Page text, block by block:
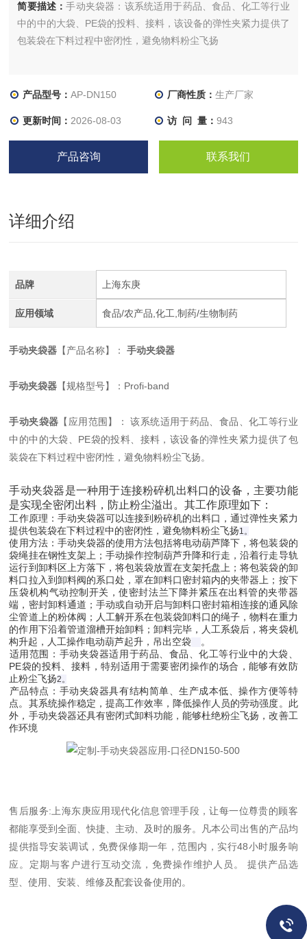
简要描述：手动夹袋器：该系统适用于药品、食品、化工等行业
中的中的大袋、PE袋的投料、接料，该设备的弹性夹紧力提供了
包装袋在下料过程中密闭性，避免物料粉尘飞扬
产品型号：AP-DN150 厂商性质： 生产厂家
更新时间： 2026-08-03 访 问 量： 943
产品咨询 联系我们
详细介绍
品牌 上海东庚
应用领域 食品/农产品,化工,制药/生物制药
手动夹袋器 【产品名称】：手动夹袋器
手动夹袋器 【规格型号】：Profi-band
手动夹袋器 【应用范围】： 该系统适用于药品、食品、化工等行业
中的中的大袋、PE袋的投料、接料，该设备的弹性夹紧力提供了包
装袋在下料过程中密闭性，避免物料粉尘飞扬。
手动夹袋器‌是一种用于连接粉碎机出料口的设备，主要功能
是实现全密闭出料，防止粉尘溢出。其工作原理如下：
工作原理 ‌：手动夹袋器可以连接到粉碎机的出料口，通过弹性夹紧力
提供包装袋在下料过程中的密闭性，避免物料粉尘飞扬‌1。
使用方法‌：手动夹袋器的使用方法包括将电动葫芦降下，将包装袋的
袋绳挂在钢性支架上；手动操作控制葫芦升降和行走，沿着行走导轨
运行到卸料区上方落下，将包装袋放置在支架托盘上；将包装袋的卸
料口拉入到卸料阀的系口处，罩在卸料口密封箱内的夹带器上；按下
压袋机构气动控制开关，使密封法兰下降并紧压在出料管的夹带器
端，密封卸料通道；手动或自动开启与卸料口密封箱相连接的通风除
尘管道上的粉体阀；人工解开系在包装袋卸料口的绳子，物料在重力
的作用下沿着管道溜槽开始卸料；卸料完毕，人工系袋后，将夹袋机
构升起，人工操作电动葫芦起升，吊出空袋‌
。
适用范围 ‌：手动夹袋器适用于药品、食品、化工等行业中的大袋、
PE袋的投料、接料，特别适用于需要密闭操作的场合，能够有效防
止粉尘飞扬‌2。
产品特点 ‌：手动夹袋器具有结构简单、生产成本低、操作方便等特
点。其系统操作稳定，提高工作效率，降低操作人员的劳动强度。此
外，手动夹袋器还具有密闭式卸料功能，能够杜绝粉尘飞扬，改善工
作环境‌
售后服务:上海东庚应用现代化信息管理手段，让每一位尊贵的顾客
都能享受到全面、快捷、主动、及时的服务。凡本公司出售的产品均
提供指导安装调试，免费保修期一年，范围内，实行48小时服务响
应。定期与客户进行互动交流，免费操作维护人员。 提供产品选
型、使用、安装、维修及配套设备使用的。